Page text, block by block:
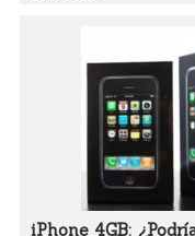
iPhone 4GB: